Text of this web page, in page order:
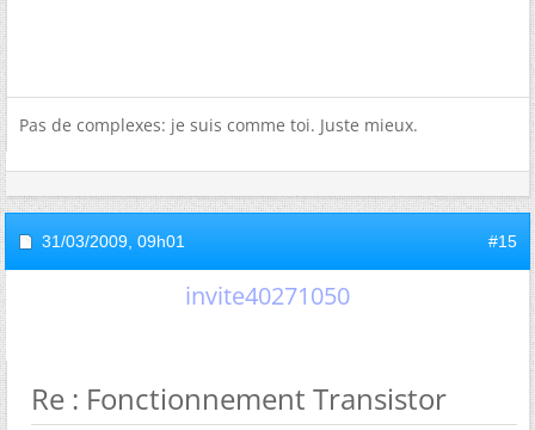
Pas de complexes: je suis comme toi. Juste mieux.
31/03/2009, 09h01 #15
invite40271050
Re : Fonctionnement Transistor